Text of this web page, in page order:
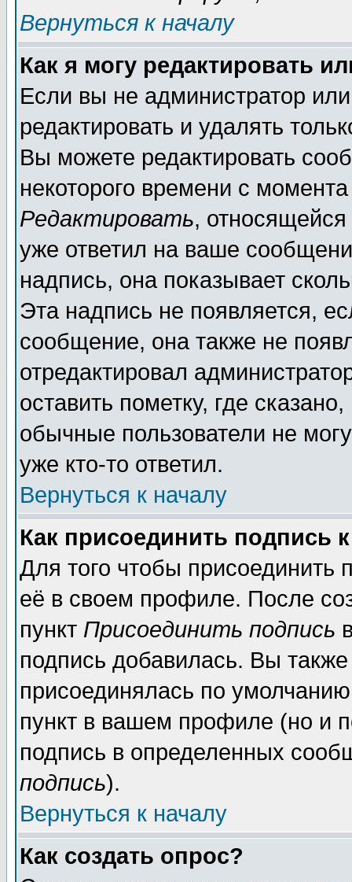
Вернуться к началу
Как я могу редактировать
Если вы не администратор
редактировать и удалять
Вы можете редактировать
некоторого времени с
Редактировать,
уже ответил на ваше
надпись, она показывает
Эта надпись не появляется,
сообщение, она также не
отредактировал
оставить пометку, где
обычные пользователи не
уже кто-то ответил.
Вернуться к началу
Как присоединить подпись
Для того чтобы присоединить
её в своем профиле. После
пункт Присоединить подпись
подпись добавилась. Вы
присоединялась по
пункт в вашем профиле (но и
подпись в определенных
подпись).
Вернуться к началу
Как создать опрос?